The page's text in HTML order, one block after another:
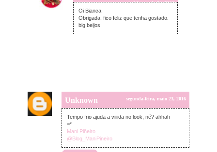
terça-feira, maio 24, 2016
Oi Bianca,
Obrigada, fico feliz que tenha gostado.
big beijos
Unknown segunda-feira, maio 23, 2016
Tempo frio ajuda a viiiida no look, né? ahhah
=*
Mani Piñeiro
@Blog_ManiPineiro